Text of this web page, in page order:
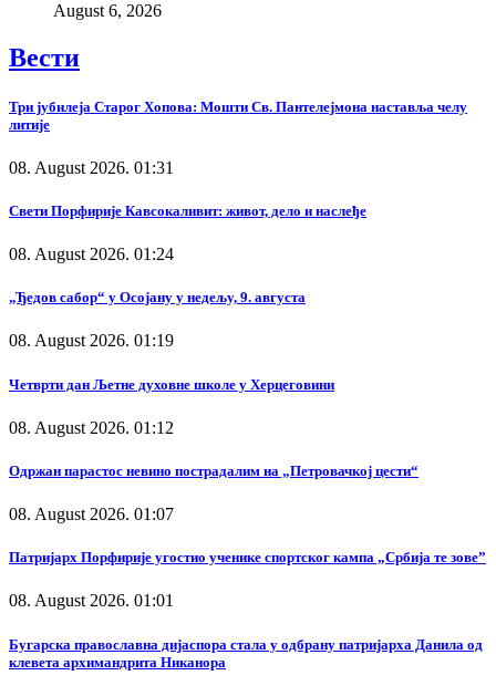
August 6, 2026
Вести
Три јубилеја Старог Хопова: Мошти Св. Пантелејмона наставља челу
литије
08. August 2026. 01:31
Свети Порфирије Кавсокаливит: живот, дело и наслеђе
08. August 2026. 01:24
„Ђедов сабор“ у Осојану у недељу, 9. августа
08. August 2026. 01:19
Четврти дан Љетне духовне школе у Херцеговини
08. August 2026. 01:12
Одржан парастос невино пострадалим на „Петровачкој цести“
08. August 2026. 01:07
Патријарх Порфирије угостио ученике спортског кампа „Србија те зове”
08. August 2026. 01:01
Бугарска православна дијаспора стала у одбрану патријарха Данила од
клевета архимандрита Никанора